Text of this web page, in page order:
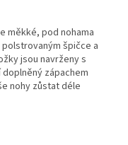
měkké, pod nohama
špičce a
jsou navrženy s
zápachem
nohy zůstat déle